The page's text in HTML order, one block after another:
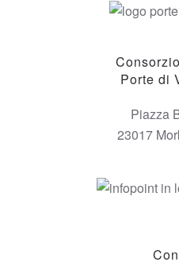
Porte di
Piazza
23017